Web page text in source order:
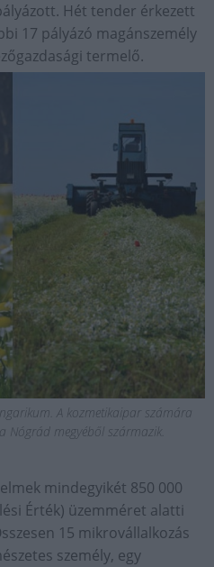
Hét tender érkezett
17 pályázó magánszemély
termelő.
A kozmetikaipar számára
Nógrád megyéből származik.
mindegyikét 850 000
Érték) üzemméret alatti
15 mikrovállalkozás
személy, egy